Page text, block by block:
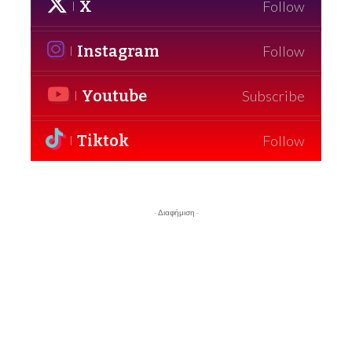
X Follow
Instagram Follow
Youtube Subscribe
Tiktok Follow
- Διαφήμιση -